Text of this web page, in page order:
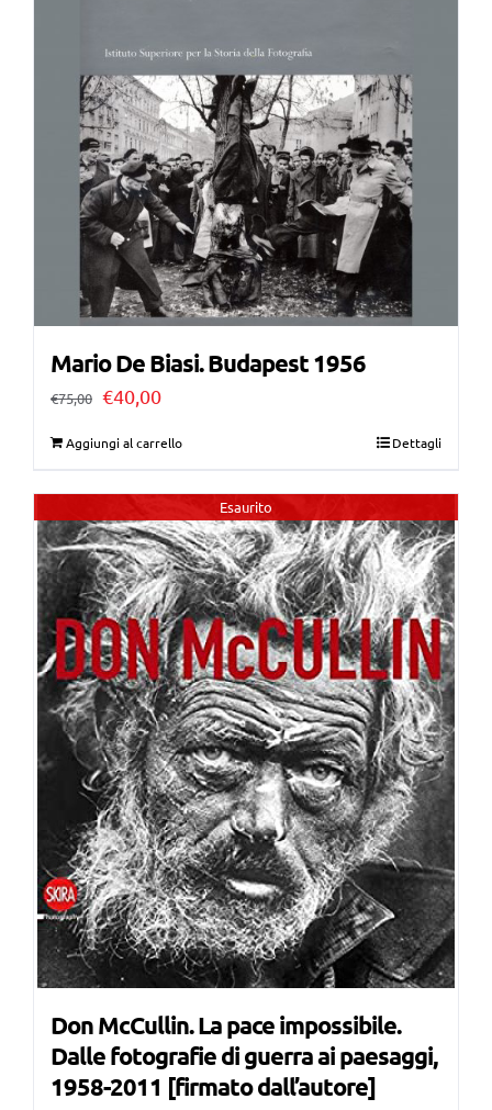
Mario De Biasi. Budapest 1956
€75,00 Il
era:
€75,00.
€40,00Il
è:
€40,00.
Aggiungi al carrello Dettagli
Esaurito
Don McCullin. La pace impossibile.
Dalle fotografie di guerra ai paesaggi,
1958-2011 [firmato dall’autore]